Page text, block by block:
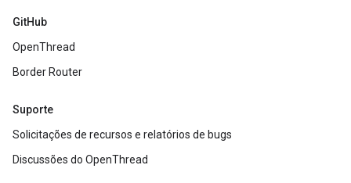
GitHub
OpenThread
Border Router
Suporte
Solicitações de recursos e relatórios de bugs
Discussões do OpenThread